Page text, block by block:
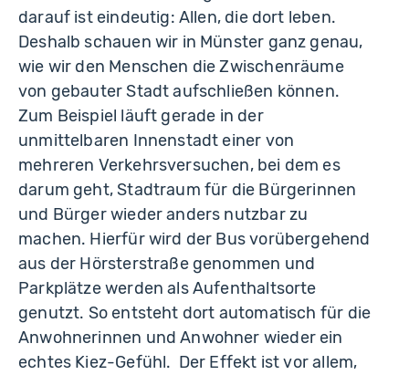
darauf ist eindeutig: Allen, die dort leben.
Deshalb schauen wir in Münster ganz genau,
wie wir den Menschen die Zwischenräume
von gebauter Stadt aufschließen können.
Zum Beispiel läuft gerade in der
unmittelbaren Innenstadt einer von
mehreren Verkehrsversuchen, bei dem es
darum geht, Stadtraum für die Bürgerinnen
und Bürger wieder anders nutzbar zu
machen. Hierfür wird der Bus vorübergehend
aus der Hörsterstraße genommen und
Parkplätze werden als Aufenthaltsorte
genutzt. So entsteht dort automatisch für die
Anwohnerinnen und Anwohner wieder ein
echtes Kiez-Gefühl. Der Effekt ist vor allem,